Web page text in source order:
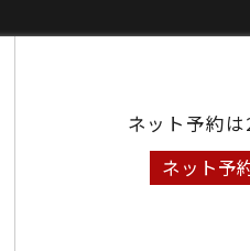
ネット予約
ネット予